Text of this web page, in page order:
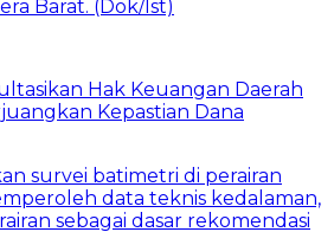
Hak Keuangan Daerah
Kepastian Dana